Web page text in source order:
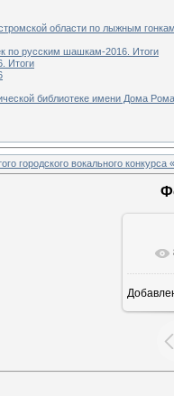
области по лыжным
по русским шашкам-2016. Итоги
Итоги
библиотеке имени Дома
городского вокального